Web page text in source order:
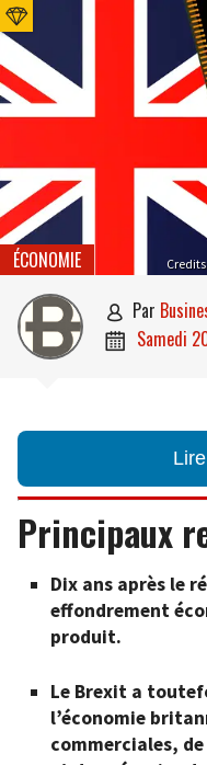
ÉCONOMIE
 par
 samedi
Principaux
Dix ans après le
effondrement
produit.
Le Brexit a
l’économie
commerciales,